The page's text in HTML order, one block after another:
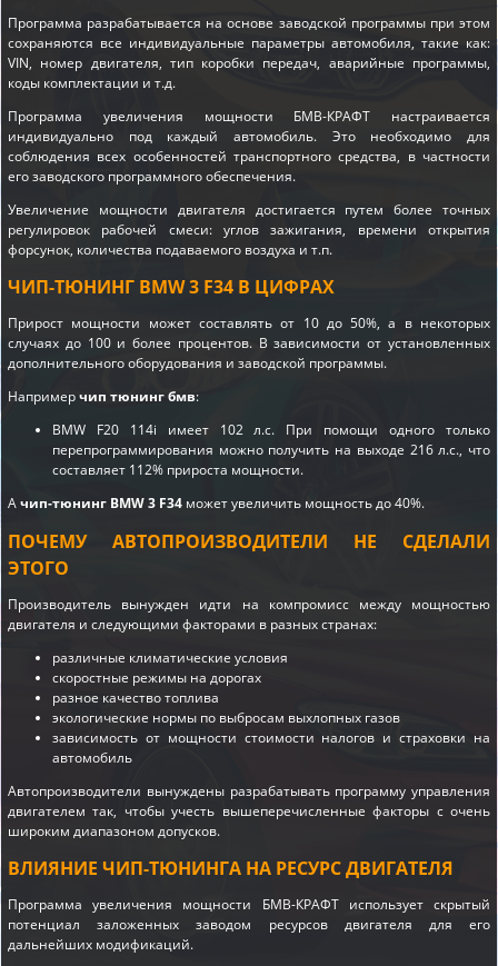
Программа разрабатывается на основе заводской программы при этом
сохраняются все индивидуальные параметры автомобиля, такие как:
VIN, номер двигателя, тип коробки передач, аварийные программы,
коды комплектации и т.д.
Программа увеличения мощности БМВ-КРАФТ настраивается
индивидуально под каждый автомобиль. Это необходимо для
соблюдения всех особенностей транспортного средства, в частности
его заводского программного обеспечения.
Увеличение мощности двигателя достигается путем более точных
регулировок рабочей смеси: углов зажигания, времени открытия
форсунок, количества подаваемого воздуха и т.п.
ЧИП-ТЮНИНГ BMW 3 F34 В ЦИФРАХ
Прирост мощности может составлять от 10 до 50%, а в некоторых
случаях до 100 и более процентов. В зависимости от установленных
дополнительного оборудования и заводской программы.
Напримерчип тюнинг бмв:
BMW F20 114i имеет 102 л.с. При помощи одного только
перепрограммирования можно получить на выходе 216 л.с., что
составляет 112% прироста мощности.
Ачип-тюнинг BMW 3 F34 может увеличить мощность до 40%.
ПОЧЕМУ АВТОПРОИЗВОДИТЕЛИ НЕ СДЕЛАЛИ
ЭТОГО
Производитель вынужден идти на компромисс между мощностью
двигателя и следующими факторами в разных странах:
различные климатические условия
скоростные режимы на дорогах
разное качество топлива
экологические нормы по выбросам выхлопных газов
зависимость от мощности стоимости налогов и страховки на
автомобиль
Автопроизводители вынуждены разрабатывать программу управления
двигателем так, чтобы учесть вышеперечисленные факторы с очень
широким диапазоном допусков.
ВЛИЯНИЕ ЧИП-ТЮНИНГА НА РЕСУРС ДВИГАТЕЛЯ
Программа увеличения мощности БМВ-КРАФТ использует скрытый
потенциал заложенных заводом ресурсов двигателя для его
дальнейших модификаций.